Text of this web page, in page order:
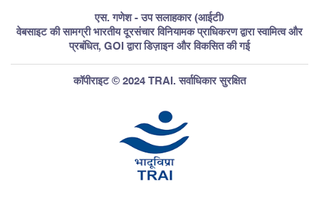
एस. गणेश - उप सलाहकार (आईटी)
वेबसाइट की सामग्री भारतीय दूरसंचार विनियामक प्राधिकरण द्वारा स्वामित्व और
प्रबंधित, GOI द्वारा डिज़ाइन और विकसित की गई
कॉपीराइट © 2024 TRAI. सर्वाधिकार सुरक्षित